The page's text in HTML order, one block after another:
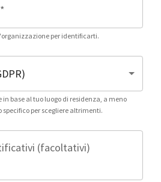
*
per identificarti.
base al tuo luogo di residenza, a meno
per scegliere altrimenti.
(facoltativi)